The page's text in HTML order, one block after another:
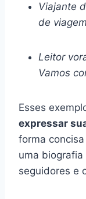
Viajante
de
Leitor
Vamos
Esses
expressar
forma
uma
seguidores e